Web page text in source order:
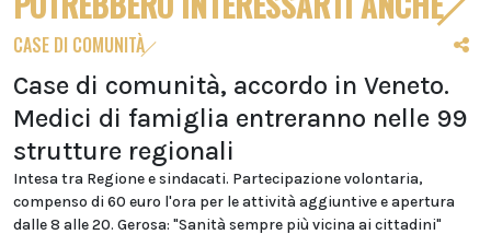
CASE DI COMUNITÀ
Case di comunità, accordo in Veneto.
Medici di famiglia entreranno nelle 99
strutture regionali
Intesa tra Regione e sindacati. Partecipazione volontaria,
compenso di 60 euro l'ora per le attività aggiuntive e apertura
dalle 8 alle 20. Gerosa: "Sanità sempre più vicina ai cittadini"